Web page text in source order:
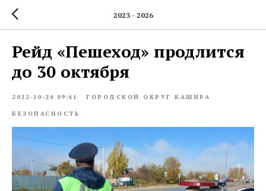
2023 - 2026
Рейд «Пешеход» продлится
до 30 октября
2022-10-24 09:41 ГОРОДСКОЙ ОКРУГ КАШИРА
БЕЗОПАСНОСТЬ